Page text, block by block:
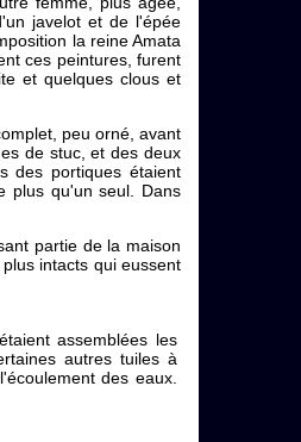
javelot et de l'épée
la reine Amata
ces peintures, furent
et quelques clous et
peu orné, avant
de stuc, et des deux
des portiques étaient
plus qu'un seul. Dans
partie de la maison
intacts qui eussent
assemblées les
autres tuiles à
des eaux.